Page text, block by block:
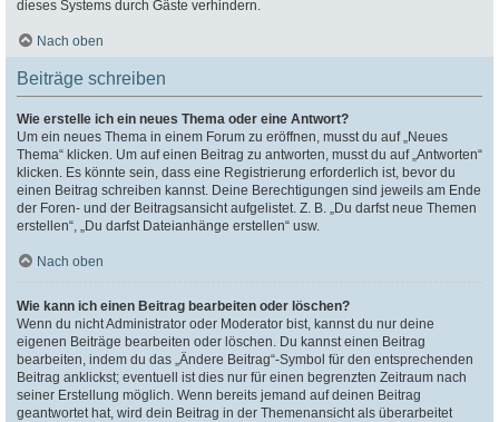
dieses Systems durch Gäste verhindern.
Nach oben
Beiträge schreiben
Wie erstelle ich ein neues Thema oder eine Antwort?
Um ein neues Thema in einem Forum zu eröffnen, musst du auf „Neues
Thema“ klicken. Um auf einen Beitrag zu antworten, musst du auf „Antworten“
klicken. Es könnte sein, dass eine Registrierung erforderlich ist, bevor du
einen Beitrag schreiben kannst. Deine Berechtigungen sind jeweils am Ende
der Foren- und der Beitragsansicht aufgelistet. Z. B. „Du darfst neue Themen
erstellen“, „Du darfst Dateianhänge erstellen“ usw.
Nach oben
Wie kann ich einen Beitrag bearbeiten oder löschen?
Wenn du nicht Administrator oder Moderator bist, kannst du nur deine
eigenen Beiträge bearbeiten oder löschen. Du kannst einen Beitrag
bearbeiten, indem du das „Ändere Beitrag“-Symbol für den entsprechenden
Beitrag anklickst; eventuell ist dies nur für einen begrenzten Zeitraum nach
seiner Erstellung möglich. Wenn bereits jemand auf deinen Beitrag
geantwortet hat, wird dein Beitrag in der Themenansicht als überarbeitet